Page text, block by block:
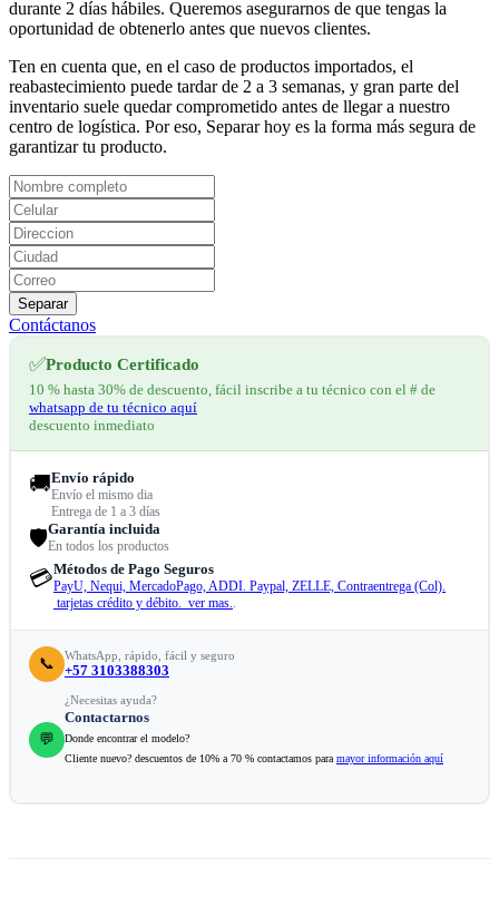
durante 2 días hábiles. Queremos asegurarnos de que tengas la
oportunidad de obtenerlo antes que nuevos clientes.
Ten en cuenta que, en el caso de productos importados, el
reabastecimiento puede tardar de 2 a 3 semanas, y gran parte del
inventario suele quedar comprometido antes de llegar a nuestro
centro de logística. Por eso, Separar hoy es la forma más segura de
garantizar tu producto.
Separar
Contáctanos
✅Producto Certificado
10 % hasta 30% de descuento, fácil inscribe a tu técnico con el # de
whatsapp de tu técnico aquí
descuento inmediato
🚚Envío rápido
Envío el mismo dia
Entrega de 1 a 3 días
🛡️Garantía incluida
En todos los productos
💳Métodos de Pago Seguros
PayU, Nequi, MercadoPago, ADDI. Paypal, ZELLE, Contraentrega (Col).
tarjetas crédito y débito. ver mas..
📞 WhatsApp, rápido, fácil y seguro
+57 3103388303
💬
¿Necesitas ayuda?
Contactarnos
Donde encontrar el modelo?
Cliente nuevo? descuentos de 10% a 70 % contactamos para mayor información aquí